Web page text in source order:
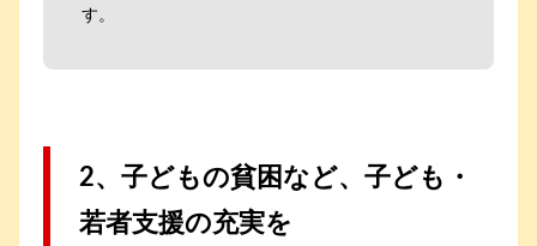
す。
2、子どもの貧困など、子ども・
若者支援の充実を